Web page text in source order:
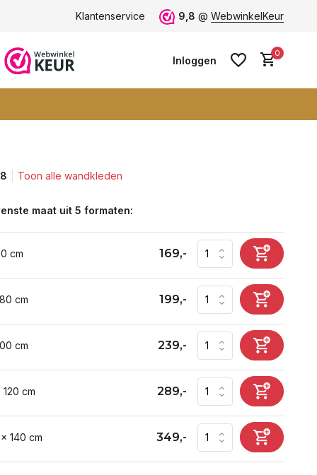
Vele blije klanten -klantbeoordeling 9+
Klantenservice 9,8 @ WebwinkelKeur
Inloggen
0
Toon alle wandkleden
maat uit 5 formaten:
cm 169,-
cm 199,-
cm 239,-
cm 289,-
140 cm 349,-